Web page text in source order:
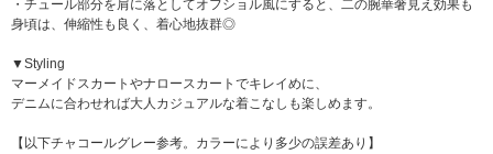
・チュール部分を肩に落としてオフショル風にすると、二の腕華奢見え効果も
身頃は、伸縮性も良く、着心地抜群◎
▼Styling
マーメイドスカートやナロースカートでキレイめに、
デニムに合わせれば大人カジュアルな着こなしも楽しめます。
【以下チャコールグレー参考。カラーにより多少の誤差あり】